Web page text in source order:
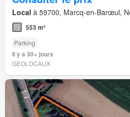
Local à 59700, Marcq-en-Barœul,
553 m²
Parking
Il y a 30+ jours
GEOLOCAUX